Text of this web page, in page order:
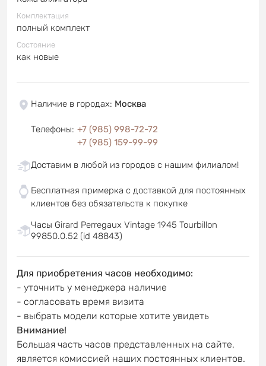
Комплектация
полный комплект
Состояние
как новые
Наличие в городах: Москва
Телефоны: +7 (985) 998-72-72
+7 (985) 159-99-99
Доставим в любой из городов с нашим филиалом!
Бесплатная примерка с доставкой для постоянных
клиентов без обязательств к покупке
Часы Girard Perregaux Vintage 1945 Tourbillon
99850.0.52 (id 48843)
Для приобретения часов необходимо:
- уточнить у менеджера наличие
- согласовать время визита
- выбрать модели которые хотите увидеть
Внимание!
Большая часть часов представленных на сайте,
является комиссией наших постоянных клиентов.